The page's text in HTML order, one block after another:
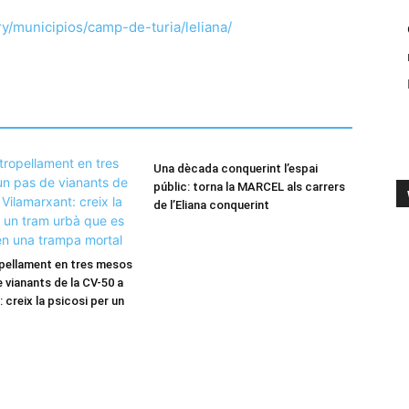
municipios/camp-de-turia/leliana/
en tres mesos
vianants de la CV-50 a
creix la psicosi per un
Una dècada conquerint l’espai
públic: torna la MARCEL als carrers
de l’Eliana conquerint